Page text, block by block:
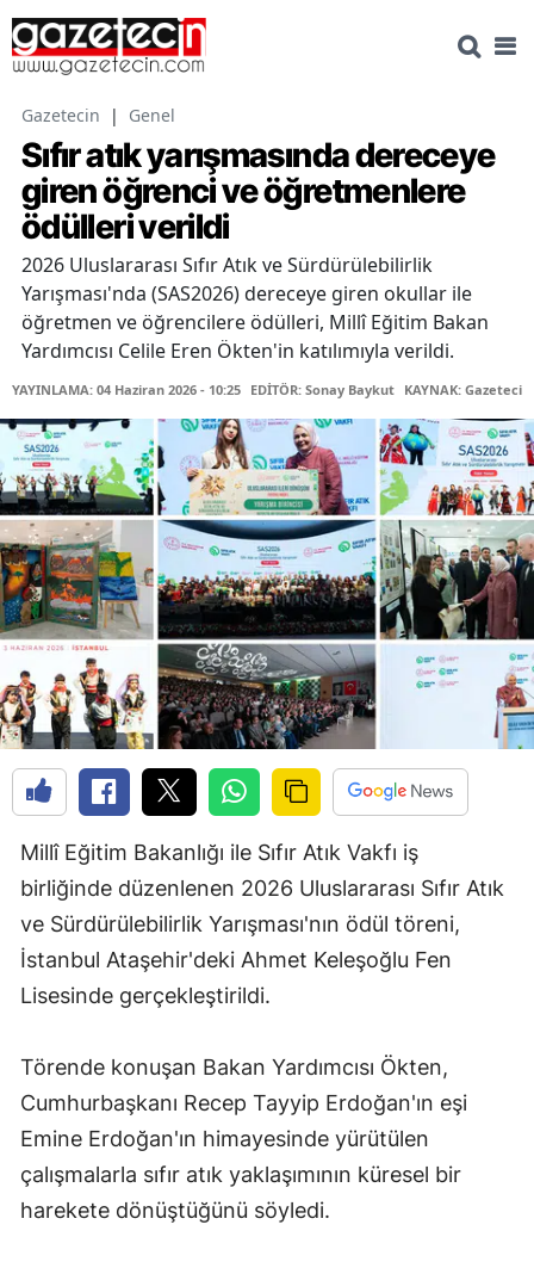
Gazetecin | Genel
Sıfır atık yarışmasında dereceye
giren öğrenci ve öğretmenlere
ödülleri verildi
2026 Uluslararası Sıfır Atık ve Sürdürülebilirlik
Yarışması'nda (SAS2026) dereceye giren okullar ile
öğretmen ve öğrencilere ödülleri, Millî Eğitim Bakan
Yardımcısı Celile Eren Ökten'in katılımıyla verildi.
YAYINLAMA: 04 Haziran 2026 - 10:25 EDİTÖR: Sonay Baykut KAYNAK: Gazetecin
Millî Eğitim Bakanlığı ile Sıfır Atık Vakfı iş
birliğinde düzenlenen 2026 Uluslararası Sıfır Atık
ve Sürdürülebilirlik Yarışması'nın ödül töreni,
İstanbul Ataşehir'deki Ahmet Keleşoğlu Fen
Lisesinde gerçekleştirildi.
Törende konuşan Bakan Yardımcısı Ökten,
Cumhurbaşkanı Recep Tayyip Erdoğan'ın eşi
Emine Erdoğan'ın himayesinde yürütülen
çalışmalarla sıfır atık yaklaşımının küresel bir
harekete dönüştüğünü söyledi.